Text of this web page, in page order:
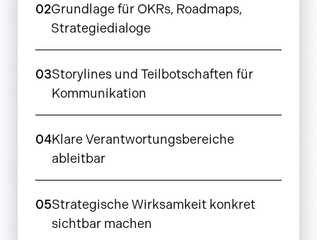
02Grundlage für OKRs, Roadmaps,
Strategiedialoge
03Storylines und Teilbotschaften für
Kommunikation
04Klare Verantwortungsbereiche
ableitbar
05Strategische Wirksamkeit konkret
sichtbar machen